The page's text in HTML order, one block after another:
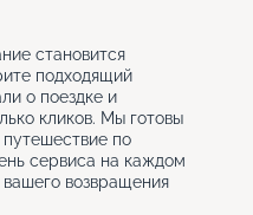
становится
подходящий
о поездке и
кликов. Мы готовы
по
сервиса на каждом
возвращения